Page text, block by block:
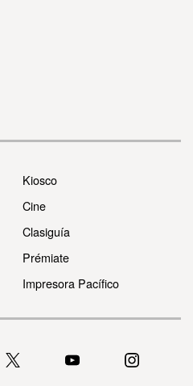
Kiosco
Cine
Clasiguía
Prémiate
Impresora Pacífico